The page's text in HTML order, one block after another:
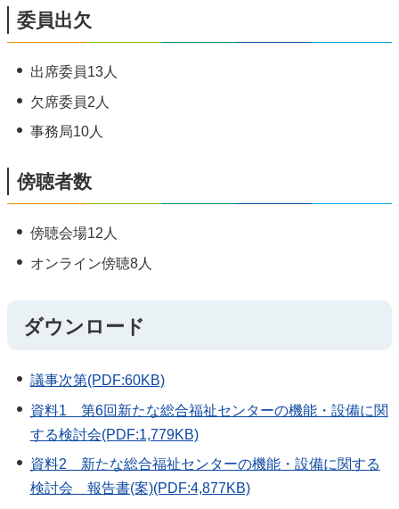
委員出欠
出席委員13人
欠席委員2人
事務局10人
傍聴者数
傍聴会場12人
オンライン傍聴8人
ダウンロード
議事次第(PDF:60KB)
資料1 第6回新たな総合福祉センターの機能・設備に関
する検討会(PDF:1,779KB)
資料2 新たな総合福祉センターの機能・設備に関する
検討会 報告書(案)(PDF:4,877KB)